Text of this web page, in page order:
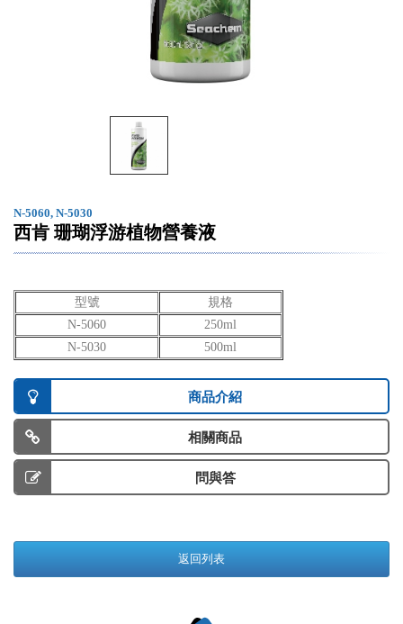
N-5060, N-5030
西肯 珊瑚浮游植物營養液
型號
規格
N-5060
250ml
N-5030
500ml
商品介紹
相關商品
問與答
返回列表